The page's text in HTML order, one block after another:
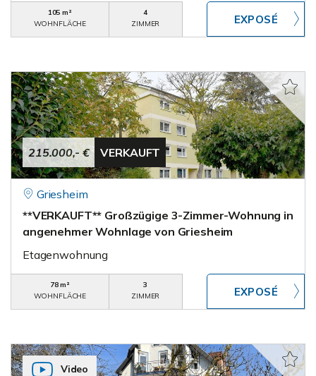
105 m²
WOHNFLÄCHE
4
ZIMMER
215.000,- € VERKAUFT
Griesheim
**VERKAUFT** Großzügige 3-Zimmer-Wohnung in
angenehmer Wohnlage von Griesheim
Etagenwohnung
78 m²
WOHNFLÄCHE
3
ZIMMER
Video